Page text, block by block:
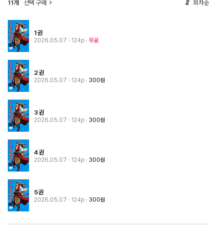
11개 선택 구매 회차순
1권
2026.05.07 · 124p 무료
2권
2026.05.07 · 124p 300원
3권
2026.05.07 · 124p 300원
4권
2026.05.07 · 124p 300원
5권
2026.05.07 · 124p 300원